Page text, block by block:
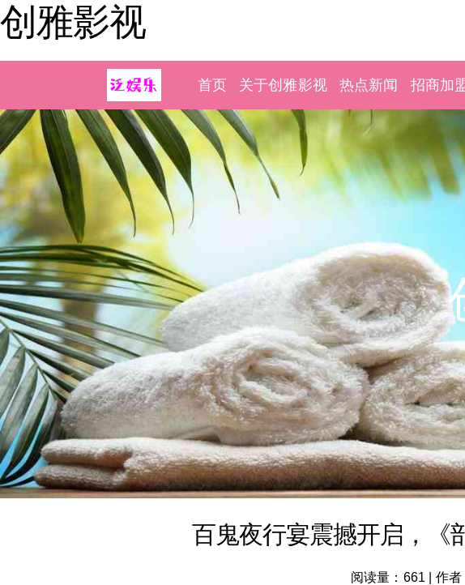
创雅影视
首页 关于创雅影视 热点新闻 招商加
百鬼夜行宴震撼开启，《
阅读量：661 作者